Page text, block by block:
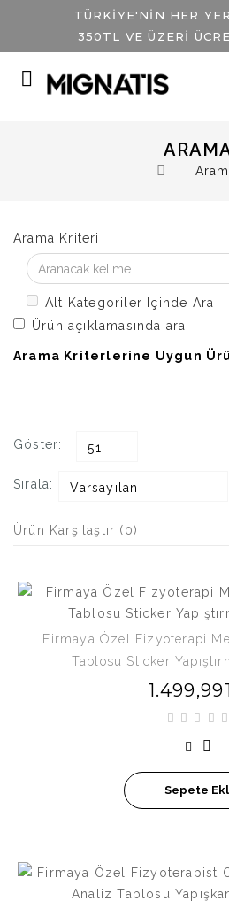
TÜRKİYE'NİN HER
350TL VE ÜZERİ
Arama Kriteri
Alt Kategoriler Içinde Ara
Ürün açıklamasında ara.
Arama Kriterlerine Uygun
Göster: 51
Sırala: Varsayılan
Ürün Karşılaştır (0)
Firmaya Özel Fizyoterapi
Tablosu Sticker
Sepete